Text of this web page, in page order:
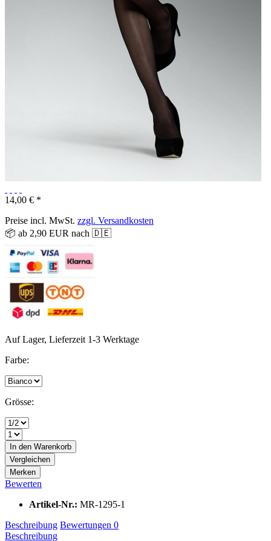
14,00 € *
Preise incl. MwSt. zzgl. Versandkosten
📦 ab 2,90 EUR nach 🇩🇪
Auf Lager, Lieferzeit 1-3 Werktage
Farbe:
Grösse:
In den Warenkorb
Vergleichen
Merken
Bewerten
Artikel-Nr.: MR-1295-1
Beschreibung Bewertungen 0
Beschreibung